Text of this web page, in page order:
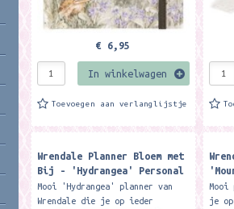
€ 6,95
In winkelwagen
Toevoegen aan verlanglijstje
Wrendale Planner Bloem met
Bij - 'Hydrangea' Personal
Organiser
Mooi 'Hydrangea' planner van
Wrendale die je op ieder
Mooi
je op